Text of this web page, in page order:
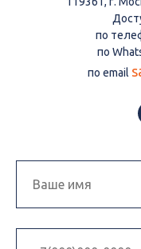
по
по
по email